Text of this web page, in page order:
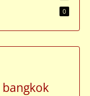
0
bangkok